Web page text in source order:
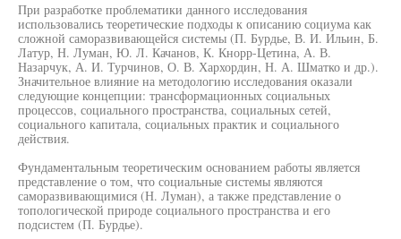
При разработке проблематики данного исследования
использовались теоретические подходы к описанию социума как
сложной саморазвивающейся системы (П. Бурдье, В. И. Ильин, Б.
Латур, Н. Луман, Ю. Л. Качанов, К. Кнорр-Цетина, А. В.
Назарчук, А. И. Турчинов, О. В. Хархордин, Н. А. Шматко и др.).
Значительное влияние на методологию исследования оказали
следующие концепции: трансформационных социальных
процессов, социального пространства, социальных сетей,
социального капитала, социальных практик и социального
действия.
Фундаментальным теоретическим основанием работы является
представление о том, что социальные системы являются
саморазвивающимися (Н. Луман), а также представление о
топологической природе социального пространства и его
подсистем (П. Бурдье).